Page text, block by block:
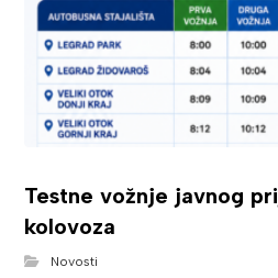
Testne vožnje javnog
kolovoza
Novosti